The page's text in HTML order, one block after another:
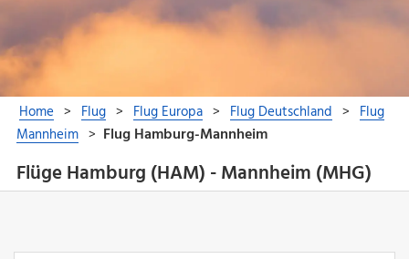
Flüge Hamburg (HAM) - Mannheim (MHG)